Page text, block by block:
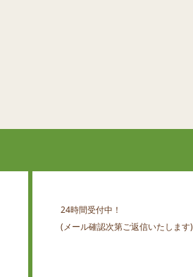
24時間受付中！
(メール確認次第ご返信いたします)